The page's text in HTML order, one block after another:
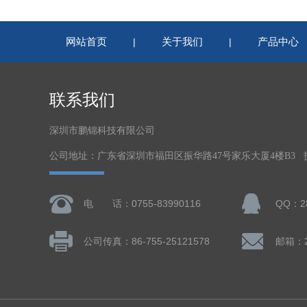
网站首页 | 关于我们 | 产品中心
联系我们
深圳市鹏锦科技有限公司
公司地址：广东省深圳市福田区振华路47号家乐大厦4楼B3
电 话：0755-83990116 QQ：
公司传真：86-755-25121578 邮箱